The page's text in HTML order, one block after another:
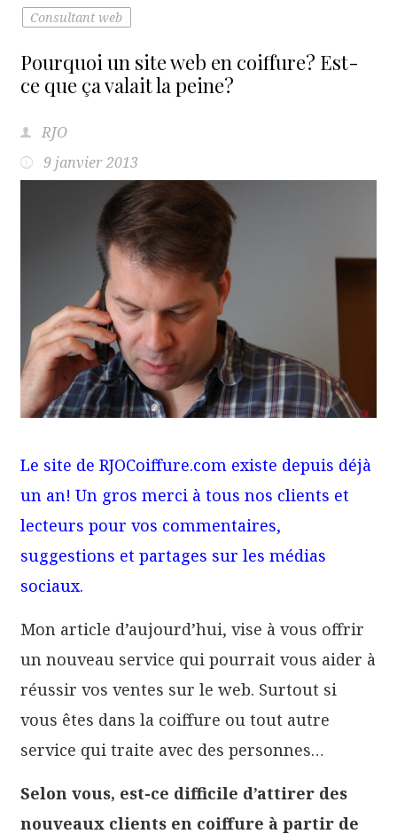
Consultant web
Pourquoi un site web en coiffure? Est-
ce que ça valait la peine?
RJO
9 janvier 2013
Le site de RJOCoiffure.com existe depuis déjà
un an! Un gros merci à tous nos clients et
lecteurs pour vos commentaires,
suggestions et partages sur les médias
sociaux.
Mon article d’aujourd’hui, vise à vous offrir
un nouveau service qui pourrait vous aider à
réussir vos ventes sur le web. Surtout si
vous êtes dans la coiffure ou tout autre
service qui traite avec des personnes…
Selon vous, est-ce difficile d’attirer des
nouveaux clients en coiffure à partir de